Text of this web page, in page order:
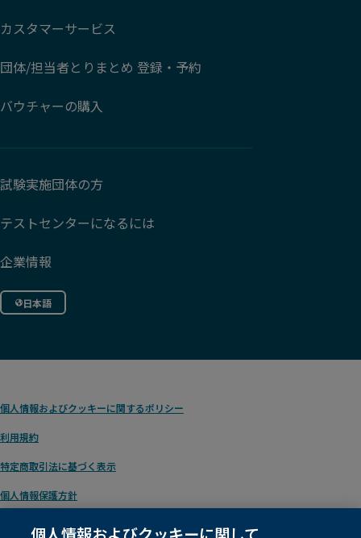
カスタマーサービス
団体/担当者とりまとめ 登録・予約
バウチャーの購入
試験実施団体の方
テストセンターになるには
企業情報
日本語
個人情報およびクッキーに関するポリシー
利用規約
特定商取引法に基づく表示
個人情報保護方針